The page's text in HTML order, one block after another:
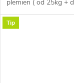
plemien ( od 25kg +
váhy) s vysokým
čerstvého kuracieho
Tip